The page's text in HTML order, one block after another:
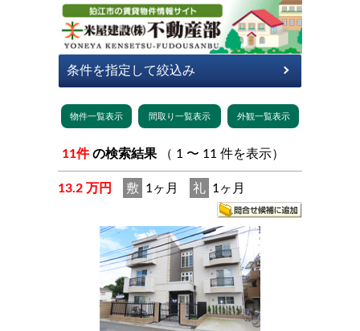
11件 の検索結果 （ 1 〜 11 件を表示）
13.2 万円 敷 1ヶ月 礼 1ヶ月